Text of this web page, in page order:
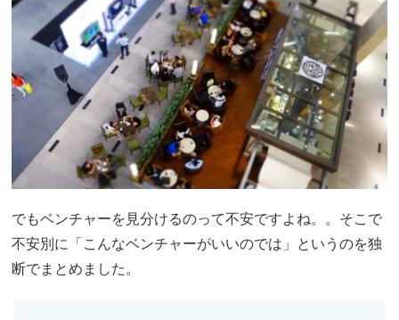
でもベンチャーを見分けるのって不安ですよね。。そこで
不安別に「こんなベンチャーがいいのでは」というのを独
断でまとめました。